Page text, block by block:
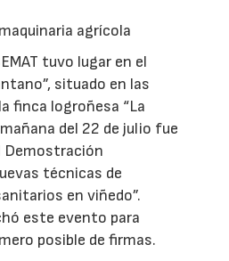
agrícola
tuvo lugar en el
situado en las
finca logroñesa “La
del 22 de julio fue
Demostración
técnicas de
en viñedo”.
este evento para
posible de firmas.